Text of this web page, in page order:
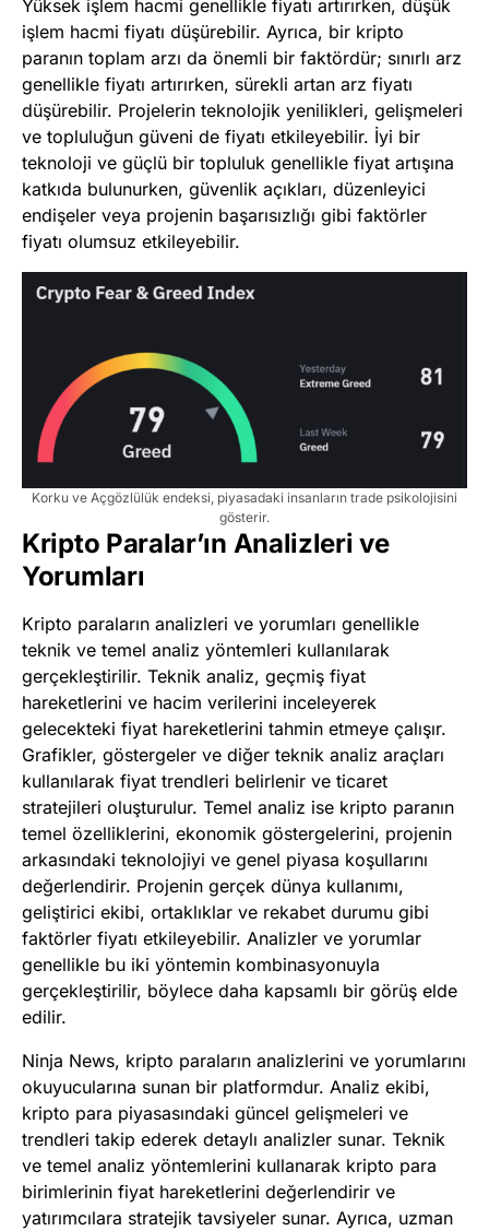
Yüksek işlem hacmi genellikle fiyatı artırırken, düşük
işlem hacmi fiyatı düşürebilir. Ayrıca, bir kripto
paranın toplam arzı da önemli bir faktördür; sınırlı arz
genellikle fiyatı artırırken, sürekli artan arz fiyatı
düşürebilir. Projelerin teknolojik yenilikleri, gelişmeleri
ve topluluğun güveni de fiyatı etkileyebilir. İyi bir
teknoloji ve güçlü bir topluluk genellikle fiyat artışına
katkıda bulunurken, güvenlik açıkları, düzenleyici
endişeler veya projenin başarısızlığı gibi faktörler
fiyatı olumsuz etkileyebilir.
Korku ve Açgözlülük endeksi, piyasadaki insanların trade psikolojisini
gösterir.
Kripto Paralar’ın Analizleri ve
Yorumları
Kripto paraların analizleri ve yorumları genellikle
teknik ve temel analiz yöntemleri kullanılarak
gerçekleştirilir. Teknik analiz, geçmiş fiyat
hareketlerini ve hacim verilerini inceleyerek
gelecekteki fiyat hareketlerini tahmin etmeye çalışır.
Grafikler, göstergeler ve diğer teknik analiz araçları
kullanılarak fiyat trendleri belirlenir ve ticaret
stratejileri oluşturulur. Temel analiz ise kripto paranın
temel özelliklerini, ekonomik göstergelerini, projenin
arkasındaki teknolojiyi ve genel piyasa koşullarını
değerlendirir. Projenin gerçek dünya kullanımı,
geliştirici ekibi, ortaklıklar ve rekabet durumu gibi
faktörler fiyatı etkileyebilir. Analizler ve yorumlar
genellikle bu iki yöntemin kombinasyonuyla
gerçekleştirilir, böylece daha kapsamlı bir görüş elde
edilir.
Ninja News, kripto paraların analizlerini ve yorumlarını
okuyucularına sunan bir platformdur. Analiz ekibi,
kripto para piyasasındaki güncel gelişmeleri ve
trendleri takip ederek detaylı analizler sunar. Teknik
ve temel analiz yöntemlerini kullanarak kripto para
birimlerinin fiyat hareketlerini değerlendirir ve
yatırımcılara stratejik tavsiyeler sunar. Ayrıca, uzman